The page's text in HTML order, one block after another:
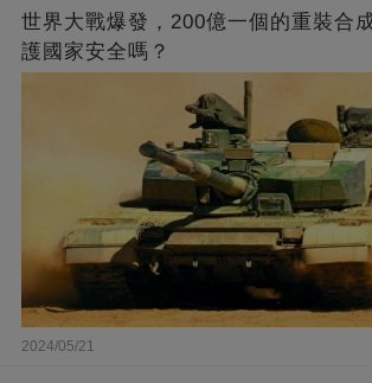
世界大戰爆發，200億一個的重裝合
護國家安全嗎？
2024/05/21